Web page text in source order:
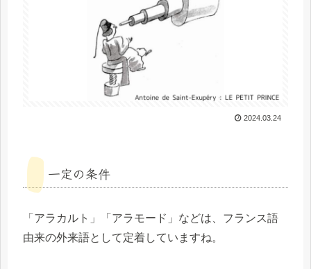
2024.03.24
一定の条件
「アラカルト」「アラモード」などは、フランス語
由来の外来語として定着していますね。